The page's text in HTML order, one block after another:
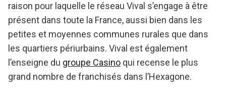
raison pour laquelle le réseau Vival s’engage à être
présent dans toute la France, aussi bien dans les
petites et moyennes communes rurales que dans
les quartiers périurbains. Vival est également
l’enseigne du groupe Casino qui recense le plus
grand nombre de franchisés dans l’Hexagone.